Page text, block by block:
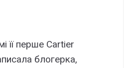
її перше Cartier
блогерка,